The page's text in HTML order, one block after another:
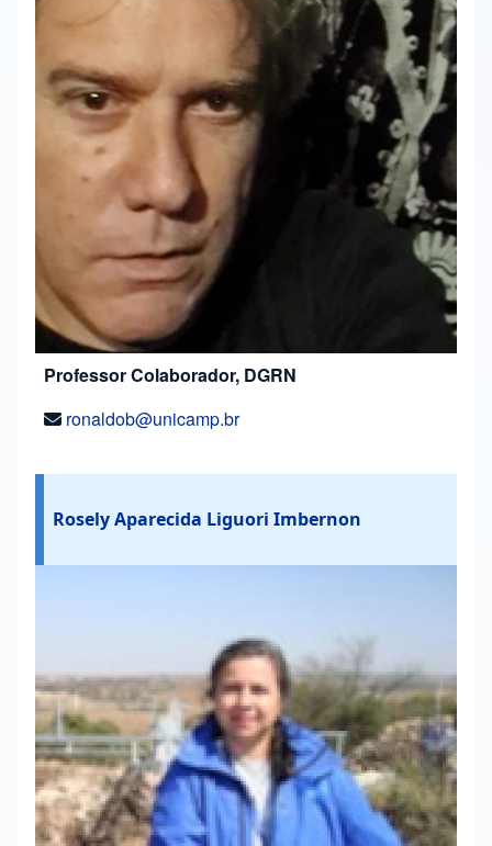
Professor Colaborador, DGRN
ronaldob@unicamp.br
Rosely Aparecida Liguori Imbernon